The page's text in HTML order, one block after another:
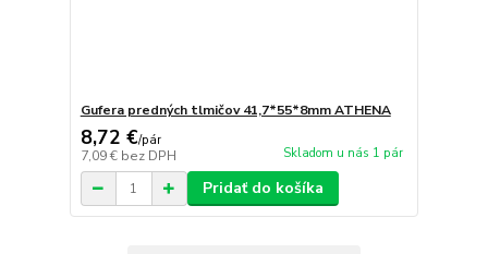
Gufera predných tlmičov 41,7*55*8mm ATHENA
8,72 €/pár
7,09 € bez DPH Skladom u nás 1 pár
Pridať do košíka